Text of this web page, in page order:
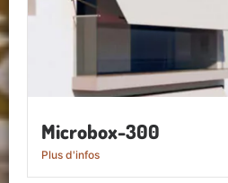
Microbox-300
Plus d'infos